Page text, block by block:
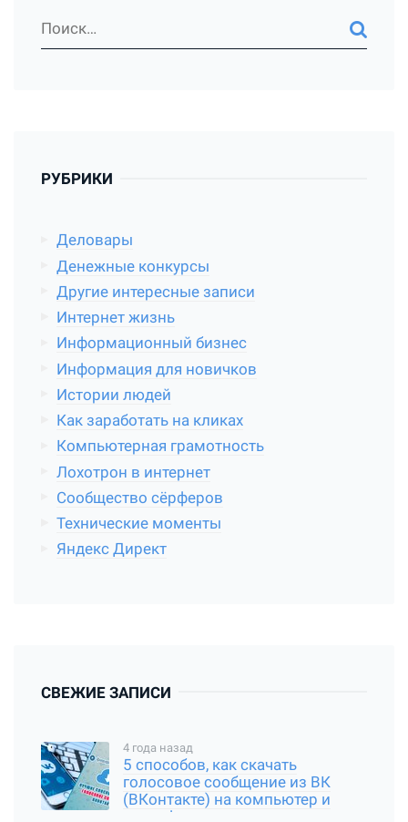
РУБРИКИ
Деловары
Денежные конкурсы
Другие интересные записи
Интернет жизнь
Информационный бизнес
Информация для новичков
Истории людей
Как заработать на кликах
Компьютерная грамотность
Лохотрон в интернет
Сообщество сёрферов
Технические моменты
Яндекс Директ
СВЕЖИЕ ЗАПИСИ
4 года назад
5 способов, как скачать
голосовое сообщение из ВК
(ВКонтакте) на компьютер и
смартфон